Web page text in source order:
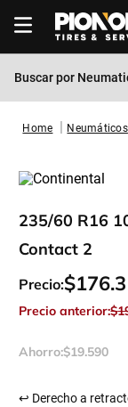
Buscar por
Neumáticos
235/60 R16
Contact 2
Precio:$176.
Precio anterior:$
Ahorro:$19.590
↩ Derecho a